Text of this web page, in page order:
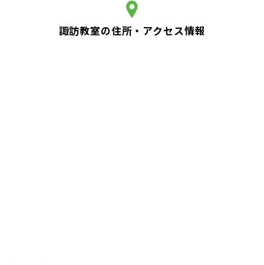
諏訪教室の住所・アクセス情報